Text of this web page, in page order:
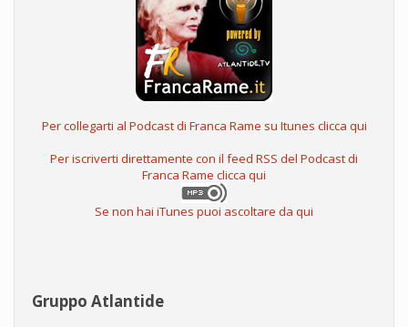
Per collegarti al Podcast di Franca Rame su Itunes clicca qui
Per iscriverti direttamente con il feed RSS del Podcast di
Franca Rame clicca qui
Se non hai iTunes puoi ascoltare da qui
Gruppo Atlantide